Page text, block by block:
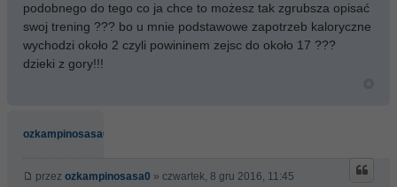
podobnego do tego co ja chce to możesz tak zgrubsza opisać
swoj trening ??? bo u mnie podstawowe zapotrzeb kaloryczne
wychodzi około 2 czyli powininem zejsc do około 17 ???
dzieki z gory!!!
ozkampinosasa0
przez ozkampinosasa0 » czwartek, 8 gru 2016, 11:45